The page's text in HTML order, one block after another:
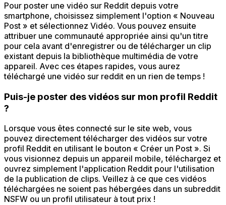
Pour poster une vidéo sur Reddit depuis votre
smartphone, choisissez simplement l'option « Nouveau
Post » et sélectionnez Vidéo. Vous pouvez ensuite
attribuer une communauté appropriée ainsi qu'un titre
pour cela avant d'enregistrer ou de télécharger un clip
existant depuis la bibliothèque multimédia de votre
appareil. Avec ces étapes rapides, vous aurez
téléchargé une vidéo sur reddit en un rien de temps !
Puis-je poster des vidéos sur mon profil Reddit
?
Lorsque vous êtes connecté sur le site web, vous
pouvez directement télécharger des vidéos sur votre
profil Reddit en utilisant le bouton « Créer un Post ». Si
vous visionnez depuis un appareil mobile, téléchargez et
ouvrez simplement l'application Reddit pour l'utilisation
de la publication de clips. Veillez à ce que ces vidéos
téléchargées ne soient pas hébergées dans un subreddit
NSFW ou un profil utilisateur à tout prix !